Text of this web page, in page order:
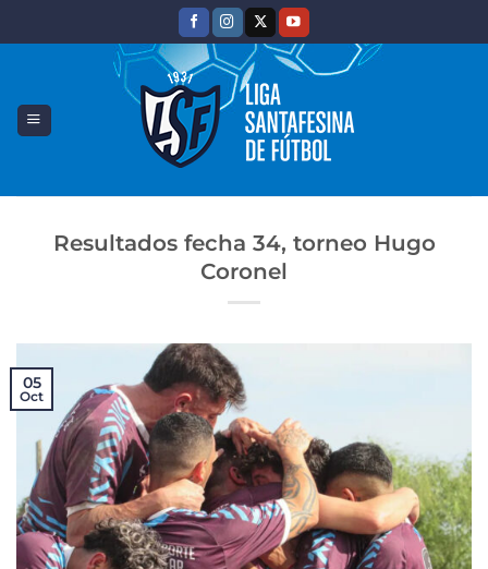
Resultados fecha 34, torneo Hugo
Coronel
05
Oct